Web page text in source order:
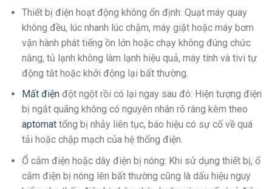
Thiết bị điện hoạt động không ổn định: Quạt máy quay
không đều, lúc nhanh lúc chậm, máy giặt hoặc máy bơm
vận hành phát tiếng ồn lớn hoặc chạy không đúng chức
năng, tủ lạnh không làm lạnh hiệu quả, máy tính và tivi tự
động tắt hoặc khởi động lại bất thường.
Mất điệnđột ngột rồi có lại ngay sau đó: Hiện tượng điện
bị ngắt quãng không có nguyên nhân rõ ràng kèm theo
aptomattổng bị nhảy liên tục, báo hiệu có sự cố về quá
tải hoặc chập mạch của hệ thống điện.
Ổ cắm điện hoặc dây điện bị nóng: Khi sử dụng thiết bị, ổ
cắm điện bị nóng lên bất thường cũng là dấu hiệu nguy